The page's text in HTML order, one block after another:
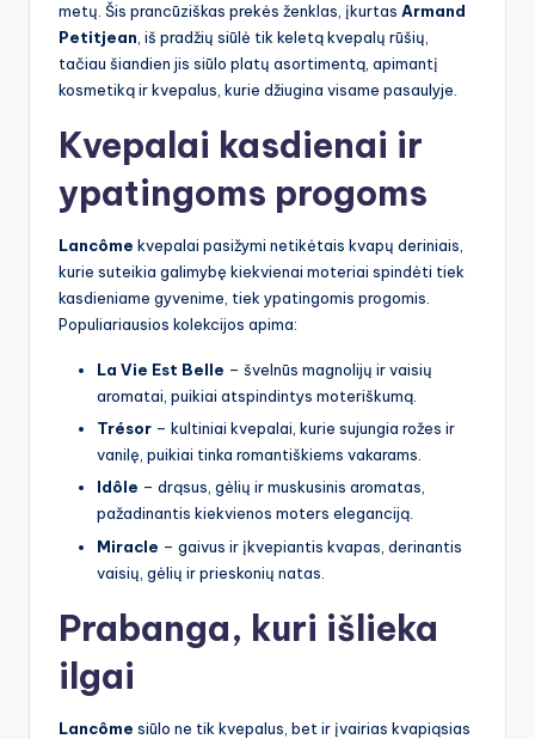
metų. Šis prancūziškas prekės ženklas, įkurtas Armand
Petitjean, iš pradžių siūlė tik keletą kvepalų rūšių,
tačiau šiandien jis siūlo platų asortimentą, apimantį
kosmetiką ir kvepalus, kurie džiugina visame pasaulyje.
Kvepalai kasdienai ir
ypatingoms progoms
Lancôme kvepalai pasižymi netikėtais kvapų deriniais,
kurie suteikia galimybę kiekvienai moteriai spindėti tiek
kasdieniame gyvenime, tiek ypatingomis progomis.
Populiariausios kolekcijos apima:
La Vie Est Belle – švelnūs magnolijų ir vaisių
aromatai, puikiai atspindintys moteriškumą.
Trésor – kultiniai kvepalai, kurie sujungia rožes ir
vanilę, puikiai tinka romantiškiems vakarams.
Idôle – drąsus, gėlių ir muskusinis aromatas,
pažadinantis kiekvienos moters eleganciją.
Miracle – gaivus ir įkvepiantis kvapas, derinantis
vaisių, gėlių ir prieskonių natas.
Prabanga, kuri išlieka
ilgai
Lancôme siūlo ne tik kvepalus, bet ir įvairias kvapiąsias